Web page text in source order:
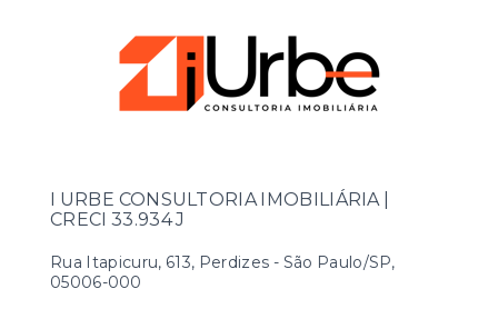
I URBE CONSULTORIA IMOBILIÁRIA |
CRECI 33.934 J
Rua Itapicuru, 613, Perdizes - São Paulo/SP,
05006-000